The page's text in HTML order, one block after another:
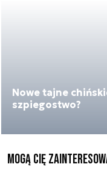
Nowe tajne
szpiegostwo?
Mogą Cię